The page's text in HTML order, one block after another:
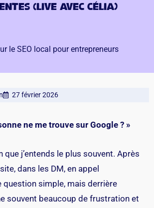
(live avec Célia)
27 février 2026
ne me trouve sur Google ? »
que j’entends le plus souvent. Après
dans les DM, en appel
question simple, mais derrière
souvent beaucoup de frustration et